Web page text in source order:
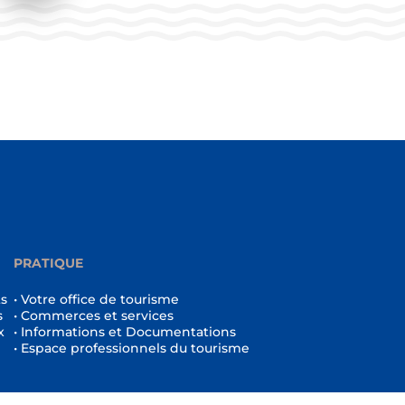
PRATIQUE
• Votre office de tourisme
• Commerces et services
• Informations et Documentations
• Espace professionnels du tourisme